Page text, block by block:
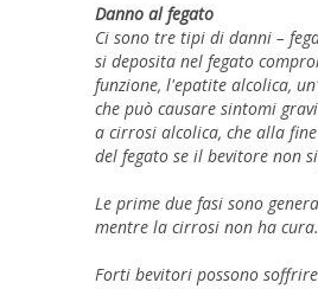
Danno al fegato
Ci sono tre tipi di danni –
si deposita nel fegato
funzione, l'epatite alcolica,
che può causare sintomi
a cirrosi alcolica, che alla
del fegato se il bevitore non
Le prime due fasi sono
mentre la cirrosi non ha cura.
Forti bevitori possono